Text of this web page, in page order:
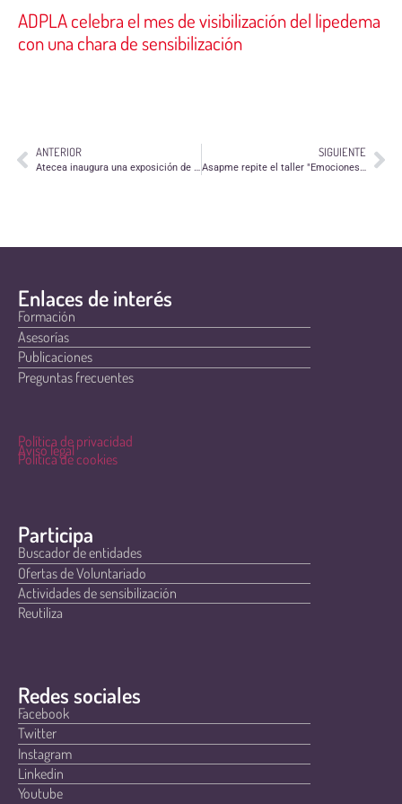
ADPLA celebra el mes de visibilización del lipedema
con una chara de sensibilización
ANTERIOR
Atecea inaugura una exposición de arte
SIGUIENTE
Asapme repite el taller "Emociones y estados de ánimo: manejo de la inteligencia emocional"
Enlaces de interés
Formación
Asesorías
Publicaciones
Preguntas frecuentes
Política de privacidad
Aviso legal
Política de cookies
Participa
Buscador de entidades
Ofertas de Voluntariado
Actividades de sensibilización
Reutiliza
Redes sociales
Facebook
Twitter
Instagram
Linkedin
Youtube